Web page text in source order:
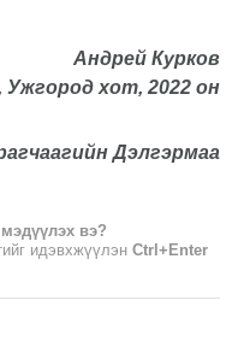
Андрей Курков
Ужгород хот, 2022 он
Дэлгэрмаа
мэдүүлэх вэ?
идэвхжүүлэн Ctrl+Enter